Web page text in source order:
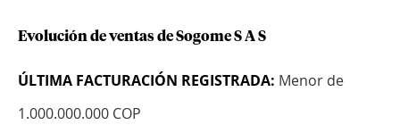
Evolución de ventas de Sogome S A S
ÚLTIMA FACTURACIÓN REGISTRADA: Menor de
1.000.000.000 COP